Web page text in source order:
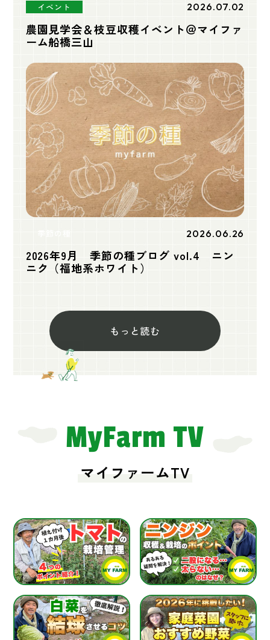
イベント 2026.07.02
農園見学会＆枝豆収穫イベント＠マイファ
ーム船橋三山
2026.06.26
2026年9月 季節の種ブログ vol.4 ニン
ニク（福地系ホワイト）
もっと読む
MyFarm TV
マイファームTV